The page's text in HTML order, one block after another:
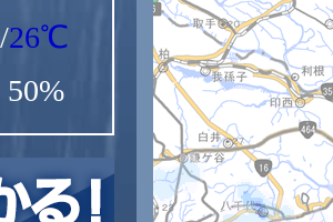
/26℃
50%